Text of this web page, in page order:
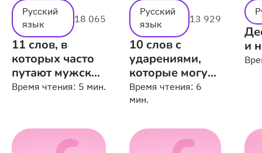
Русский
язык
18 065
11 слов, в
которых часто
путают мужской
и женский род
Время чтения: 5 мин.
Русский
язык
13 929
10 слов с
ударениями,
которые могут
вас удивить
Время чтения: 6
мин.
и